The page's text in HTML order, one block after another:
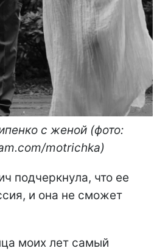
с женой (фото:
motrichka)
подчеркнула, что ее
и она не сможет
моих лет самый